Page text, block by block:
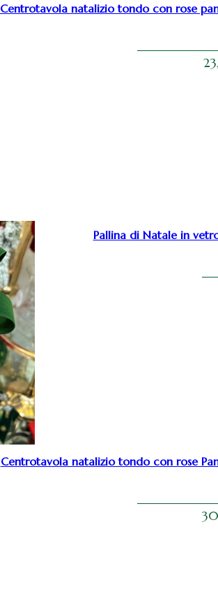
Centrotavola natalizio tondo con rose
Pallina di Natale in
Centrotavola natalizio tondo con rose